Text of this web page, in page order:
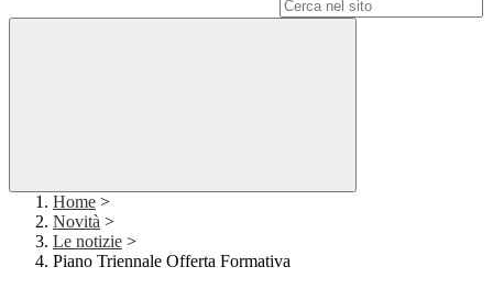
Home >
Novità >
Le notizie >
Piano Triennale Offerta Formativa